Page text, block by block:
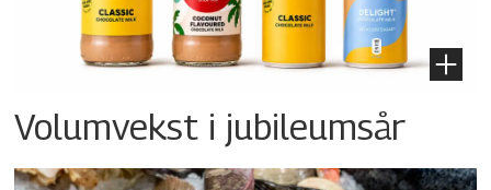
Volumvekst i jubileumsår